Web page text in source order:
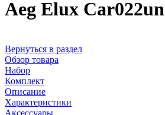
Aeg Elux Car022un
Вернуться в раздел
Обзор товара
Набор
Комплект
Описание
Характеристики
Аксессуары